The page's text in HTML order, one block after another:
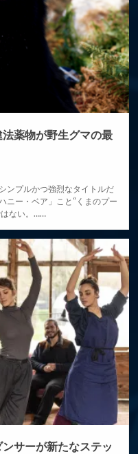
法薬物が野生グマの最
ンプルかつ強烈なタイトルだ
ニー・ベア」こと“くまのプー
はない。……
サーが新たなステッ